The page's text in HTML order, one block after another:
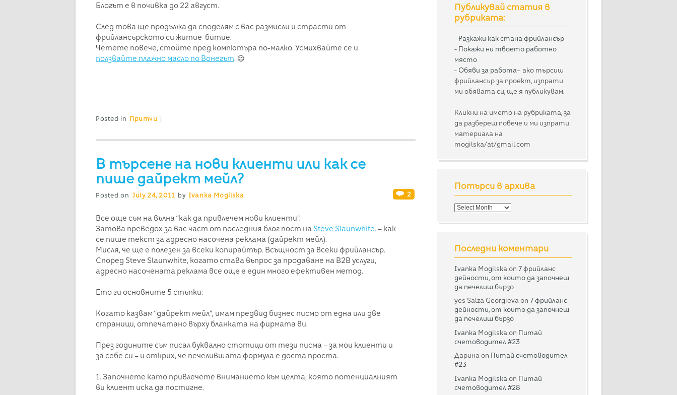
Блогът е в почивка до 22 август.
След това ще продължа да споделям с вас размисли и страсти от
фрийлансърското си житие-битие.
Четете повече, стойте пред компютъра по-малко. Усмихвайте се и
ползвайте плажно масло по Вонегът. 😉
Posted in Притчи |
В търсене на нови клиенти или как се
пише дайрект мейл?
Posted on July 24, 2011 by Ivanka Mogilska 2
Все още съм на вълна “как да привлечем нови клиенти”.
Затова преведох за вас част от последния блог пост на Steve Slaunwhite. – как
се пише текст за адресно насочена реклама (дайрект мейл).
Мисля, че ще е полезен за всеки копирайтър. Всъщност за всеки фрийлансър.
Според Steve Slaunwhite, когато става въпрос за продаване на B2B услуги,
адресно насочената реклама все още е един много ефективен метод.
Ето ги основните 5 стъпки:
Когато казвам “дайрект мейл”, имам предвид бизнес писмо от една или две
страници, отпечатано върху бланката на фирмата ви.
През годините съм писал буквално стотици от тези писма – за мои клиенти и
за себе си – и открих, че печелившата формула е доста проста.
1. Започнете като привлечете вниманието към целта, която потенциалният
ви клиент иска да постигне.
Публикувай статия в
рубриката:
- Разкажи как стана фрийлансър
- Покажи ни твоето работно
място
- Обяви за работа– ако търсиш
фрийлансър за проект, изпрати
ми обявата си, ще я публикувам.
Кликни на името на рубриката, за
да разбереш повече и ми изпрати
материала на
mogilska/at/gmail.com
Потърси в архива
Потърси
Последни коментари
Ivanka Mogilska on7 фрийланс
дейности, от които да започнеш
да печелиш бързо
yes Salza Georgievaon7 фрийланс
дейности, от които да започнеш
да печелиш бързо
Ivanka Mogilska on Питай
счетоводител #23
Даринаon Питай счетоводител
#23
Ivanka Mogilska on Питай
счетоводител #28